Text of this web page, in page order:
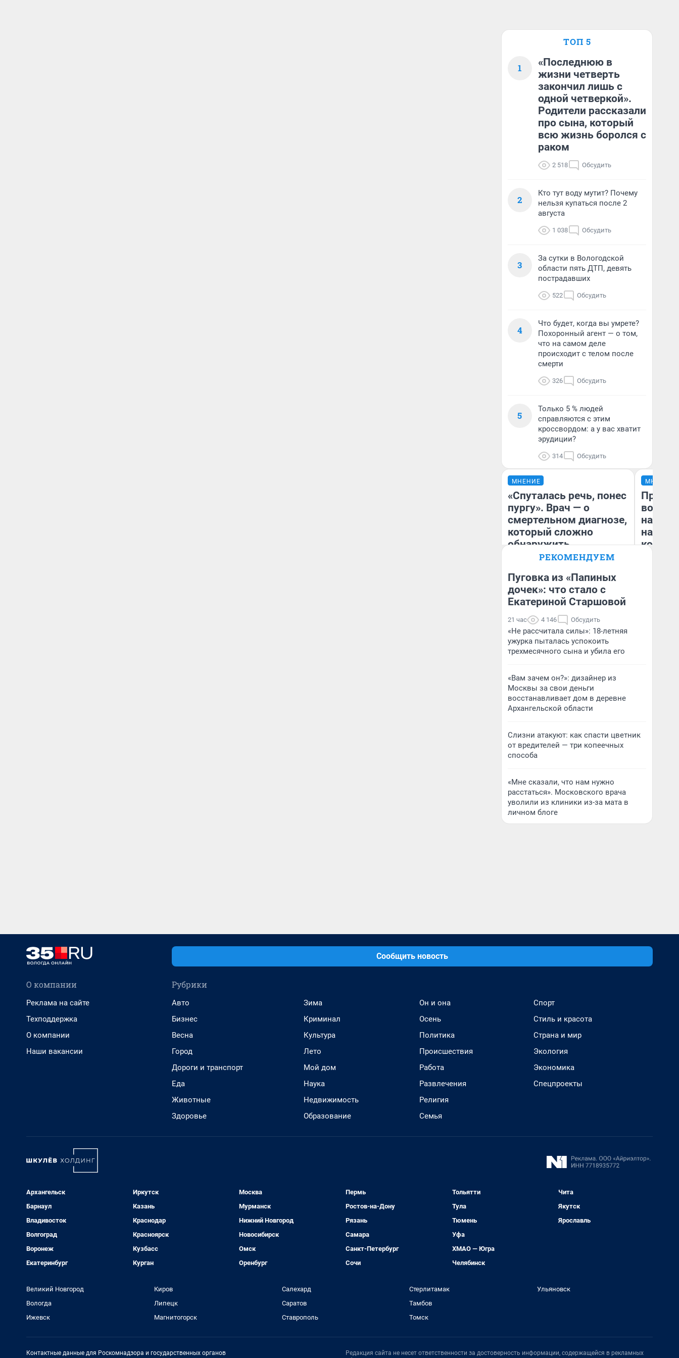
ТОП 5
1
«Последнюю в
жизни четверть
закончил лишь с
одной четверкой».
Родители рассказали
про сына, который
всю жизнь боролся с
раком
2 518 Обсудить
2
Кто тут воду мутит? Почему
нельзя купаться после 2
августа
1 038 Обсудить
3
За сутки в Вологодской
области пять ДТП, девять
пострадавших
522 Обсудить
4
Что будет, когда вы умрете?
Похоронный агент — о том,
что на самом деле
происходит с телом после
смерти
326 Обсудить
5
Только 5 % людей
справляются с этим
кроссвордом: а у вас хватит
эрудиции?
314 Обсудить
МНЕНИЕ
«Спуталась речь, понес
пургу». Врач — о
смертельном диагнозе,
который сложно
обнаружить
Ирина Волкова
Главврач клиники
«Реабилитация доктора
МНЕНИЕ
нам
РЕКОМЕНДУЕМ
Пуговка из «Папиных
дочек»: что стало с
Екатериной Старшовой
21 час 4 146 Обсудить
«Не рассчитала силы»: 18-летняя
ужурка пыталась успокоить
трехмесячного сына и убила его
«Вам зачем он?»: дизайнер из
Москвы за свои деньги
восстанавливает дом в деревне
Архангельской области
Слизни атакуют: как спасти цветник
от вредителей — три копеечных
способа
«Мне сказали, что нам нужно
расстаться». Московского врача
уволили из клиники из-за мата в
личном блоге
Сообщить новость
О компании
Реклама на сайте
Техподдержка
О компании
Наши вакансии
Рубрики
Авто
Бизнес
Весна
Город
Дороги и транспорт
Еда
Животные
Здоровье
Зима
Криминал
Культура
Лето
Мой дом
Наука
Недвижимость
Образование
Он и она
Осень
Политика
Происшествия
Работа
Развлечения
Религия
Семья
Спорт
Стиль и красота
Страна и мир
Экология
Экономика
Спецпроекты
Архангельск
Барнаул
Владивосток
Волгоград
Воронеж
Екатеринбург
Иркутск
Казань
Краснодар
Красноярск
Кузбасс
Курган
Москва
Мурманск
Нижний Новгород
Новосибирск
Омск
Оренбург
Пермь
Ростов-на-Дону
Рязань
Самара
Санкт-Петербург
Сочи
Тольятти
Тула
Тюмень
Уфа
ХМАО — Югра
Челябинск
Чита
Якутск
Ярославль
Великий Новгород
Вологда
Ижевск
Киров
Липецк
Магнитогорск
Салехард
Саратов
Ставрополь
Стерлитамак
Тамбов
Томск
Ульяновск
Контактные данные для Роскомнадзора и государственных органов
Редакция сайта не несет ответственности за достоверность информации, содержащейся в рекламных